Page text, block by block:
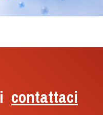
contattaci